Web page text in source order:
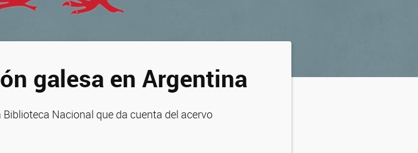
galesa en Argentina
Nacional que da cuenta del acervo